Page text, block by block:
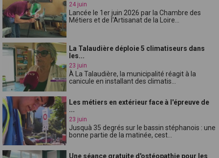
24 juin
Lancée le 1er juin 2026 par la Chambre des
Métiers et de l'Artisanat de la Loire...
La Talaudière déploie 5 climatiseurs dans
les...
23 juin
À La Talaudière, la municipalité réagit à la
canicule en installant des climatis...
Les métiers en extérieur face à l'épreuve de
...
23 juin
Jusquà 35 degrés sur le bassin stéphanois : une
bonne partie de la matinée, cest...
Une séance gratuite d'ostéopathie pour les